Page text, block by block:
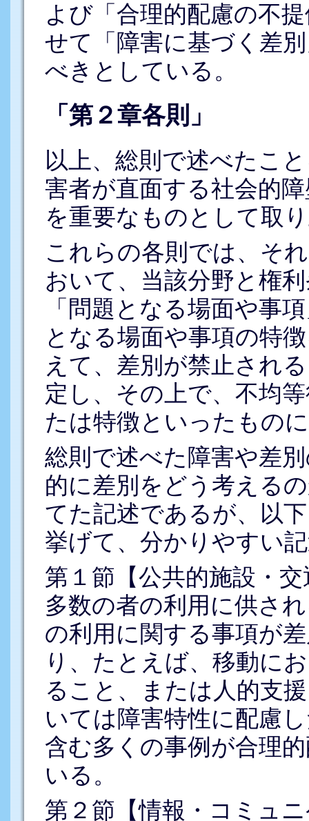
よび「合理的配慮の不
せて「障害に基づく差
べきとしている。
「第２章各則」
以上、総則で述べたこ
害者が直面する社会的
を重要なものとして取
これらの各則では、そ
おいて、当該分野と権
「問題となる場面や事
となる場面や事項の特
えて、差別が禁止され
定し、その上で、不均
たは特徴といったもの
総則で述べた障害や差
的に差別をどう考える
てた記述であるが、以
挙げて、分かりやすい
第１節【公共的施設・
多数の者の利用に供さ
の利用に関する事項が
り、たとえば、移動に
ること、または人的支
いては障害特性に配慮
含む多くの事例が合理
いる。
第２節【情報・コミュ